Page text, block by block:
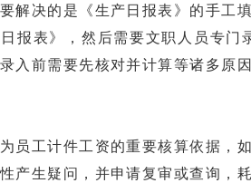
解决的是《生产日报表》的手工
报表》，然后需要文职人员专
入前需要先核对并计算等诸多原
员工计件工资的重要核算依据，
产生疑问，并申请复审或查询，